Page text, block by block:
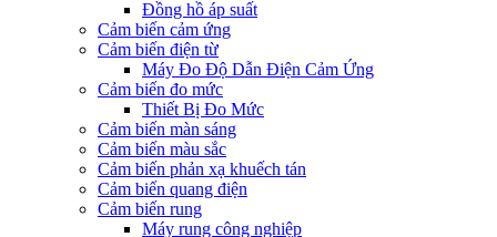
Đồng hồ áp suất
Cảm biến cảm ứng
Cảm biến điện từ
Máy Đo Độ Dẫn Điện Cảm Ứng
Cảm biến đo mức
Thiết Bị Đo Mức
Cảm biến màn sáng
Cảm biến màu sắc
Cảm biến phản xạ khuếch tán
Cảm biến quang điện
Cảm biến rung
Máy rung công nghiệp